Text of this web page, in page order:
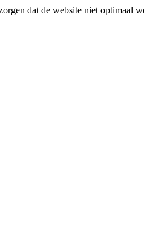
dat de website niet optimaal